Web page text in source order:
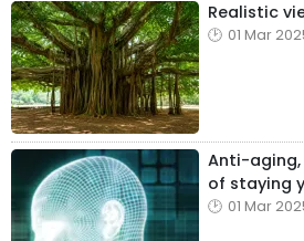
Realistic
01 Mar
Anti-aging,
of staying
01 Mar